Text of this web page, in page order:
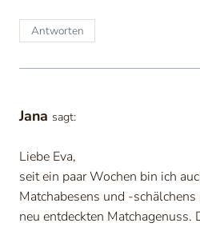
Antworten
Jana sagt:
Liebe Eva,
seit ein paar Wochen bin ich
Matchabesens und -
neu entdeckten Matchagenuss.